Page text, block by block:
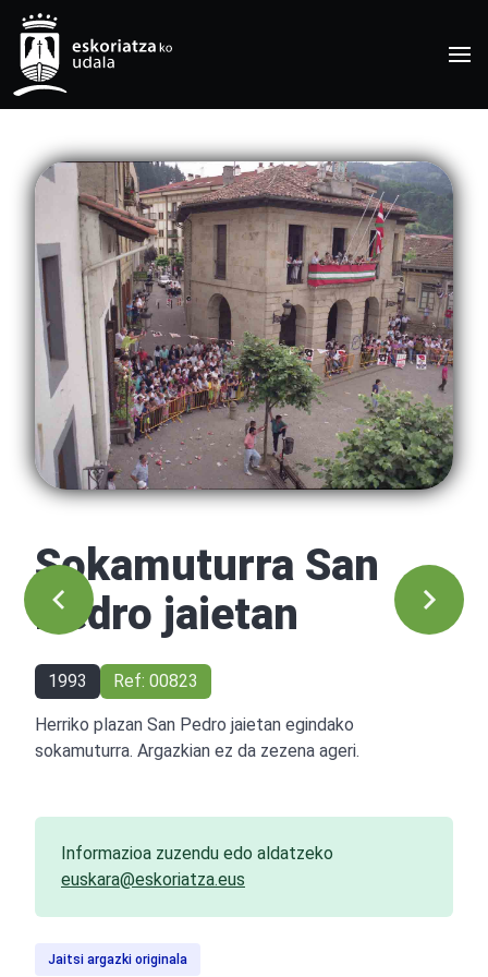
Sokamuturra San
Pedro jaietan
1993 Ref: 00823
Herriko plazan San Pedro jaietan egindako
sokamuturra. Argazkian ez da zezena ageri.
Informazioa zuzendu edo aldatzeko
euskara@eskoriatza.eus
Jaitsi argazki originala